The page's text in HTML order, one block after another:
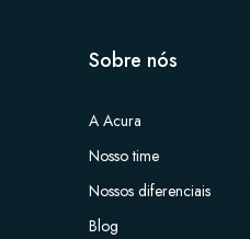
Sobre nós
A Acura
Nosso time
Nossos diferenciais
Blog